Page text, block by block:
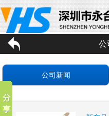
公
公司新闻